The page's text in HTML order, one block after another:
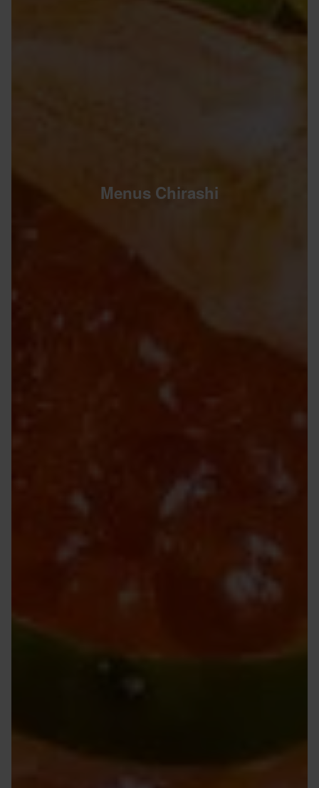
Menus Chirashi